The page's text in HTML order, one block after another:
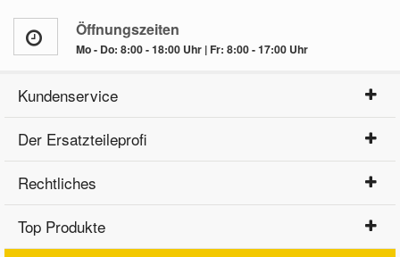
Öffnungszeiten
Mo - Do: 8:00 - 18:00 Uhr | Fr: 8:00 - 17:00 Uhr
Kundenservice
Der Ersatzteileprofi
Rechtliches
Top Produkte